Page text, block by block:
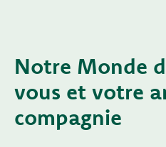
Notre Monde
vous et votre
compagnie